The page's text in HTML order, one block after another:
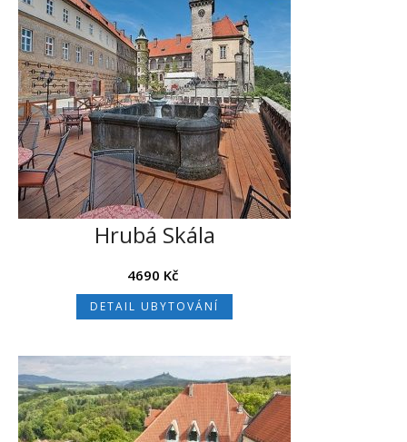
Leden 2016
Cyklo výlet
Nezařazené
Památky, hrady a zámky
Přírodní zajímavosti
Tipy na výlet
Turistika
Přihlásit se
RSS(příspěvky)
RSS(komentáře)
Hrubá Skála
4690 Kč
DETAIL UBYTOVÁNÍ